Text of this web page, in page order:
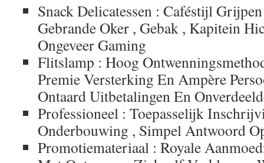
Snack Delicatessen : Caféstijl
Gebrande Oker , Gebak , Kapitein
Ongeveer Gaming
Flitslamp : Hoog
Premie Versterking En Ampère
Ontaard Uitbetalingen En
Professioneel : Toepasselijk
Onderbouwing , Simpel Antwoord
Promotiemateriaal : Royale